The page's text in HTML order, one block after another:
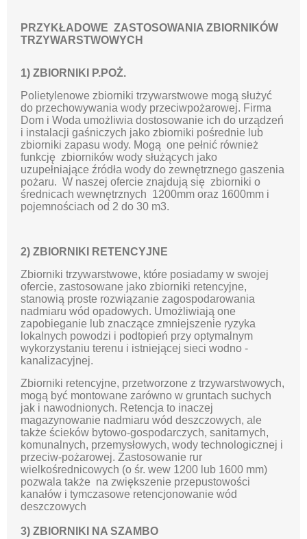
PRZYKŁADOWE ZASTOSOWANIA ZBIORNIKÓW
TRZYWARSTWOWYCH
1) ZBIORNIKI P.POŻ.
Polietylenowe zbiorniki trzywarstwowe mogą służyć
do przechowywania wody przeciwpożarowej. Firma
Dom i Woda umożliwia dostosowanie ich do urządzeń
i instalacji gaśniczych jako zbiorniki pośrednie lub
zbiorniki zapasu wody. Mogą one pełnić również
funkcję zbiorników wody służących jako
uzupełniające źródła wody do zewnętrznego gaszenia
pożaru. W naszej ofercie znajdują się zbiorniki o
średnicach wewnętrznych 1200mm oraz 1600mm i
pojemnościach od 2 do 30 m3.
2) ZBIORNIKI RETENCYJNE
Zbiorniki trzywarstwowe, które posiadamy w swojej
ofercie, zastosowane jako zbiorniki retencyjne,
stanowią proste rozwiązanie zagospodarowania
nadmiaru wód opadowych. Umożliwiają one
zapobieganie lub znaczące zmniejszenie ryzyka
lokalnych powodzi i podtopień przy optymalnym
wykorzystaniu terenu i istniejącej sieci wodno -
kanalizacyjnej.
Zbiorniki retencyjne, przetworzone z trzywarstwowych,
mogą być montowane zarówno w gruntach suchych
jak i nawodnionych. Retencja to inaczej
magazynowanie nadmiaru wód deszczowych, ale
także ścieków bytowo-gospodarczych, sanitarnych,
komunalnych, przemysłowych, wody technologicznej i
przeciw-pożarowej. Zastosowanie rur
wielkośrednicowych (o śr. wew 1200 lub 1600 mm)
pozwala także na zwiększenie przepustowości
kanałów i tymczasowe retencjonowanie wód
deszczowych
3) ZBIORNIKI NA SZAMBO